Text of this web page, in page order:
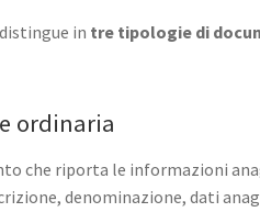
in tre tipologie di
ordinaria
che riporta le informazioni
denominazione, dati